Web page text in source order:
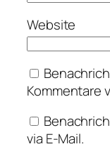
Website
Kommentare
via E-Mail.